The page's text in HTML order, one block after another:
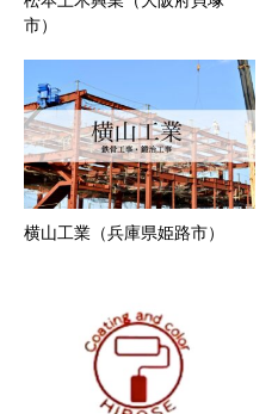
市）
横山工業（兵庫県姫路市）